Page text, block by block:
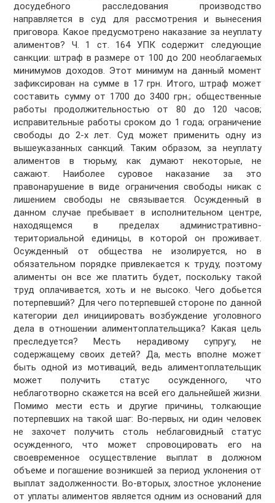
досудебного расследования производство
направляется в суд для рассмотрения и вынесения
приговора. Какое предусмотрено наказание за неуплату
алиментов? Ч. 1 ст. 164 УПК содержит следующие
санкции: штраф в размере от 100 до 200 необлагаемых
минимумов доходов. Этот минимум на данный момент
зафиксирован на сумме в 17 грн. Итого, штраф может
составить сумму от 1700 до 3400 грн.; общественные
работы продолжительностью от 80 до 120 часов;
исправительные работы сроком до 1 года; ограничение
свободы до 2-х лет. Суд может применить одну из
вышеуказанных санкций. Таким образом, за неуплату
алиментов в тюрьму, как думают некоторые, не
сажают. Наиболее суровое наказание за это
правонарушение в виде ограничения свободы никак с
лишением свободы не связывается. Осужденный в
данном случае пребывает в исполнительном центре,
находящемся в пределах административно-
териториальной единицы, в которой он проживает.
Осужденный от общества не изолируется, но в
обязательном порядке привлекается к труду, поэтому
алименты он все же платить будет, поскольку такой
труд оплачивается, хоть и не высоко. Чего добьется
потерпевший? Для чего потерпевшей стороне по данной
категории дел инициировать возбуждение уголовного
дела в отношении алиментоплательщика? Какая цель
преследуется? Месть нерадивому супругу, не
содержащему своих детей? Да, месть вполне может
быть одной из мотиваций, ведь алиментоплательщик
может получить статус осужденного, что
неблаготворно скажется на всей его дальнейшей жизни.
Помимо мести есть и другие причины, толкающие
потерпевших на такой шаг: Во-первых, ни один человек
не захочет получить столь неблаговидный статус
осужденного, что может спровоцировать его на
своевременное осуществление выплат в должном
объеме и погашение возникшей за период уклонения от
выплат задолженности. Во-вторых, злостное уклонение
от уплаты алиментов является одним из оснований для